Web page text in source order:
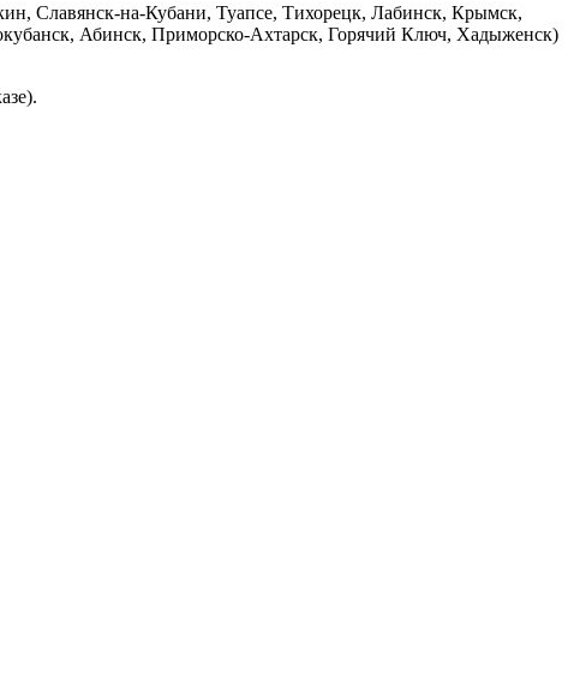
Славянск-на-Кубани, Туапсе, Тихорецк, Лабинск, Крымск,
Абинск, Приморско-Ахтарск, Горячий Ключ, Хадыженск)